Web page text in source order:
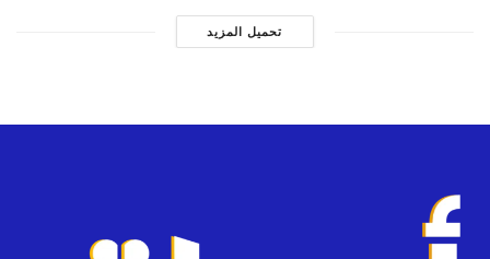
تحميل المزيد